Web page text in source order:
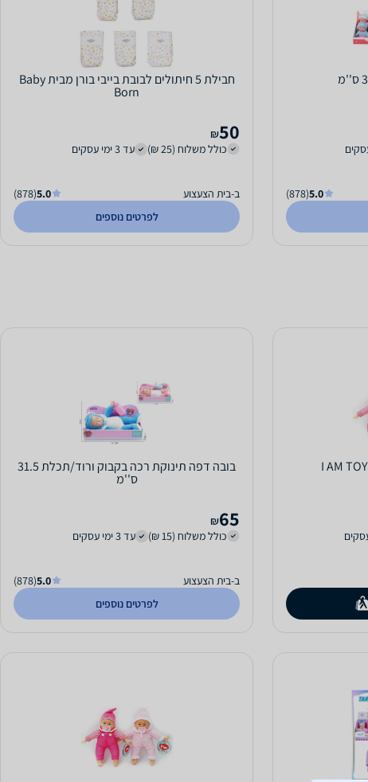
5.0
(878)
חבילת 5 חיתולים לבובת בייבי בורן מבית Baby
Born
50
₪
כולל משלוח (25 ₪)
עד 3 ימי עסקים
ב-בית הצעצוע 5.0
(878)
לפרטים נוספים
בובה דפה תינוקת רכה בקבוק ורוד/תכלת 31.5
ס''מ
65
₪
כולל משלוח (15 ₪)
עד 3 ימי עסקים
ב-בית הצעצוע 5.0
(878)
לפרטים נוספים